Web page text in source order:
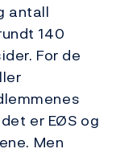
antall
140
For de
er EØS og
Men